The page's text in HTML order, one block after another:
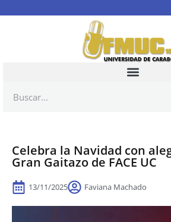
Celebra la Navidad con
Gran Gaitazo de FACE UC
13/11/2025 Faviana Machado